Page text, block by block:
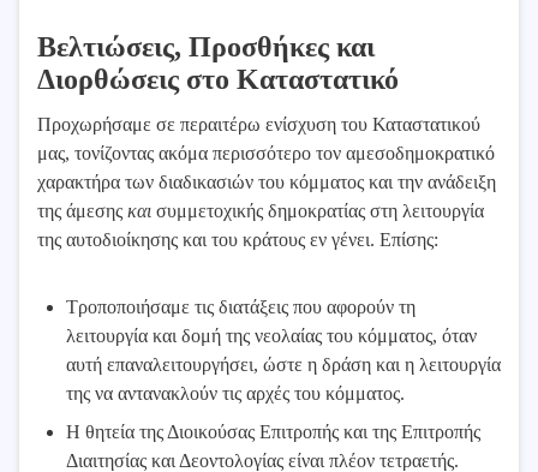
Βελτιώσεις, Προσθήκες και
Διορθώσεις στο Καταστατικό
Προχωρήσαμε σε περαιτέρω ενίσχυση του Καταστατικού
μας, τονίζοντας ακόμα περισσότερο τον αμεσοδημοκρατικό
χαρακτήρα των διαδικασιών του κόμματος και την ανάδειξη
της άμεσης και συμμετοχικής δημοκρατίας στη λειτουργία
της αυτοδιοίκησης και του κράτους εν γένει. Επίσης:
Τροποποιήσαμε τις διατάξεις που αφορούν τη
λειτουργία και δομή της νεολαίας του κόμματος, όταν
αυτή επαναλειτουργήσει, ώστε η δράση και η λειτουργία
της να αντανακλούν τις αρχές του κόμματος.
Η θητεία της Διοικούσας Επιτροπής και της Επιτροπής
Διαιτησίας και Δεοντολογίας είναι πλέον τετραετής.